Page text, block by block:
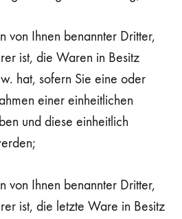
von Ihnen benannter Dritter,
ist, die Waren in Besitz
hat, sofern Sie eine oder
einer einheitlichen
und diese einheitlich
von Ihnen benannter Dritter,
ist, die letzte Ware in Besitz